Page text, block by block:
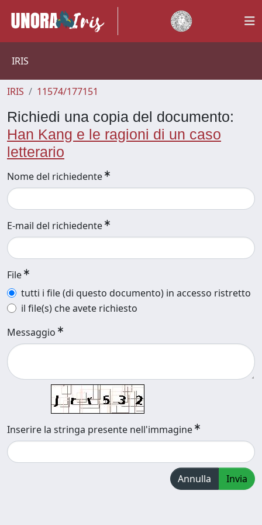
IRIS
IRIS 11574/177151
Richiedi una copia del documento:
Han Kang e le ragioni di un caso
letterario
Nome del richiedente
E-mail del richiedente
File
tutti i file (di questo documento) in accesso ristretto
il file(s) che avete richiesto
Messaggio
Inserire la stringa presente nell'immagine
Annulla Invia